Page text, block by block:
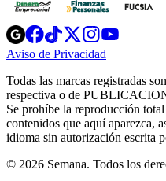
Opens
in
new
Opens
in
new
Opens
in
new
window
Opens
new
windowwindow
Aviso de Privacidad
new
window
Todas las marcas registradas
respectiva o de
Se prohíbe la reproducción
contenidos que aquí aparezca,
idioma sin autorización escrita
© 2026 Semana. Todos los